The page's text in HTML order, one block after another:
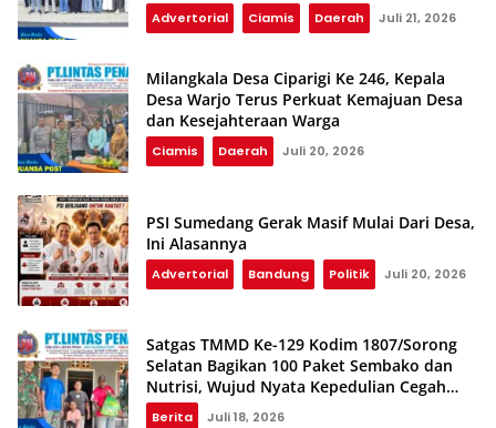
Advertorial Ciamis Daerah Juli 21, 2026
Milangkala Desa Ciparigi Ke 246, Kepala
Desa Warjo Terus Perkuat Kemajuan Desa
dan Kesejahteraan Warga
Ciamis Daerah Juli 20, 2026
PSI Sumedang Gerak Masif Mulai Dari Desa,
Ini Alasannya
Advertorial Bandung Politik Juli 20, 2026
Satgas TMMD Ke-129 Kodim 1807/Sorong
Selatan Bagikan 100 Paket Sembako dan
Nutrisi, Wujud Nyata Kepedulian Cegah
Stunting
Berita Juli 18, 2026